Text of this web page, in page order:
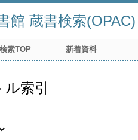
館 蔵書検索(OPAC)
索TOP 新着資料
索引